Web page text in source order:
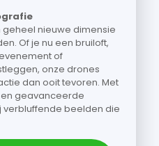
nieuwe dimensie
Of je nu een bruiloft,
of
onze drones
dan ooit tevoren. Met
geavanceerde
beelden die